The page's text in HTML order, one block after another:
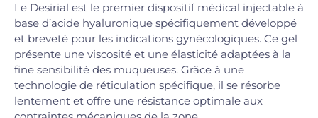
Le Desirial est le premier dispositif médical injectable à
base d’acide hyaluronique spécifiquement développé
et breveté pour les indications gynécologiques. Ce gel
présente une viscosité et une élasticité adaptées à la
fine sensibilité des muqueuses. Grâce à une
technologie de réticulation spécifique, il se résorbe
lentement et offre une résistance optimale aux